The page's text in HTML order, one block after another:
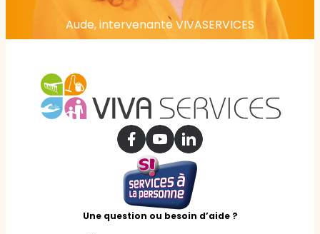
Aude, intervenante VIVASERVICES
Une question ou besoin d’aide ?